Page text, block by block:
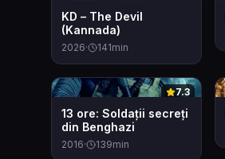
KD – The Devil
(Kannada)
2026· 141min
0 7.3
13 ore: Soldații secreți
din Benghazi
2016· 139min
0